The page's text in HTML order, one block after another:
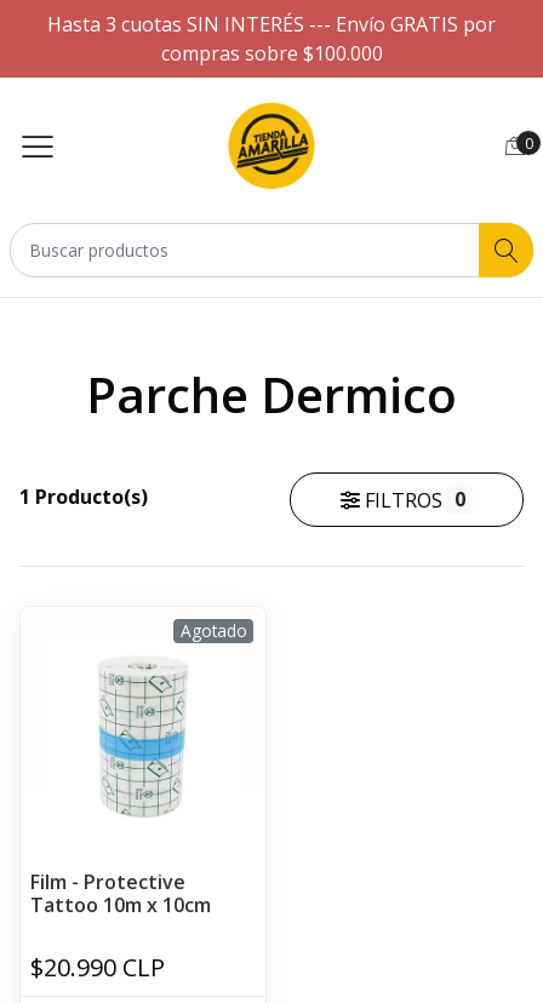
Hasta 3 cuotas SIN INTERÉS --- Envío GRATIS por
compras sobre $100.000
0
Parche Dermico
1 Producto(s) FILTROS 0
Agotado
Film - Protective
Tattoo 10m x 10cm
$20.990 CLP